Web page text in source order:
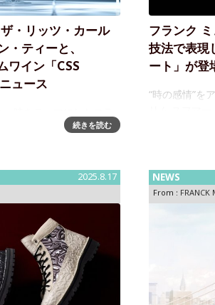
・リッツ・カール
・ティーと、
ワイン「CSS
ュース
ー「Perpetual Time（悠
続きを読む
フランク
技法で表現
ート」が登
“時の感情”を
り、新作「
2025.8.17 NEWS
From : FRANCK